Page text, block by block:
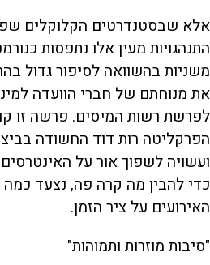
אלא שבסטנדרטים הקלוקלים
התנהגויות מעין אלו נתפסות
משניות בהשוואה לסיפור גדול
את מנוחתם של חברי הוועדה
לפרשת רשות המיסים. פרשה זו
הפרקליטה רות דוד החשודה
ועשויה לשפוך אור על
כדי להבין מה קרה פה, נצעד כמה
האירועים על ציר הזמן.
"סיבות מוזרות ותמוהות"